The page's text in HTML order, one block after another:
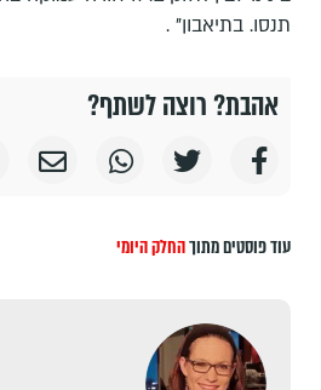
תנסו. בתיאבון" .
אהבת? רוצה לשתף?
עוד פוסטים מתוךהחלק היומי